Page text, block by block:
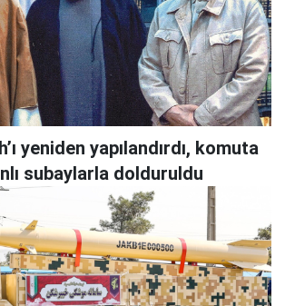
yeniden yapılandırdı, komuta
subaylarla dolduruldu